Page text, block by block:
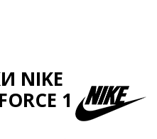
NIKE
1